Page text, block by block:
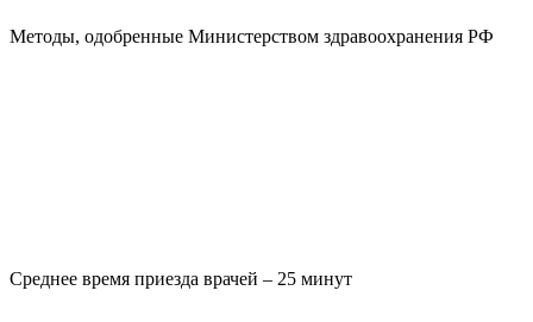
Методы, одобренные Министерством здравоохранения РФ
Среднее время приезда врачей – 25 минут